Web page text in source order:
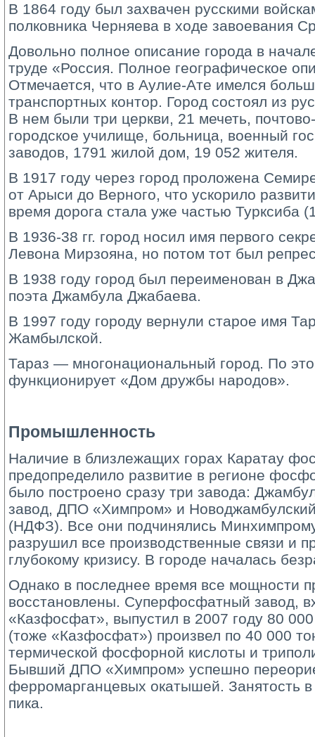
В 1864 году был захвачен русскими
полковника Черняева в ходе завоевания
Довольно полное описание города в
труде «Россия. Полное географическое
Отмечается, что в Аулие-Ате имелся
транспортных контор. Город состоял из
В нем были три церкви, 21 мечеть,
городское училище, больница, военный
заводов, 1791 жилой дом, 19 052 жителя.
В 1917 году через город проложена
от Арыси до Верного, что ускорило
время дорога стала уже частью Турксиба
В 1936-38 гг. город носил имя первого
Левона Мирзояна, но потом тот был
В 1938 году город был переименован в
поэта Джамбула Джабаева.
В 1997 году городу вернули старое имя
Жамбылской.
Тараз — многонациональный город. По
функционирует «Дом дружбы народов».
Промышленность
Наличие в близлежащих горах Каратау
предопределило развитие в регионе
было построено сразу три завода:
завод, ДПО «Химпром» и
(НДФЗ). Все они подчинялись
разрушил все производственные связи и
глубокому кризису. В городе началась
Однако в последнее время все мощности
восстановлены. Суперфосфатный завод,
«Казфосфат», выпустил в 2007 году 80
(тоже «Казфосфат») произвел по 40 000
термической фосфорной кислоты и
Бывший ДПО «Химпром» успешно
ферромарганцевых окатышей. Занятость в
пика.